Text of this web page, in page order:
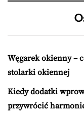
Węgarek okienny –
stolarki okiennej
Kiedy dodatki
przywrócić